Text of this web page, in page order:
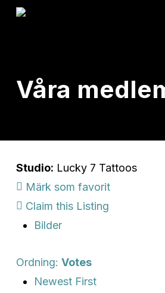
Skip
Våra
Studio: Lucky 7 Tattoos
Märk som favorit
Claim this Listing
Bilder
Ordning: Votes
Newest First